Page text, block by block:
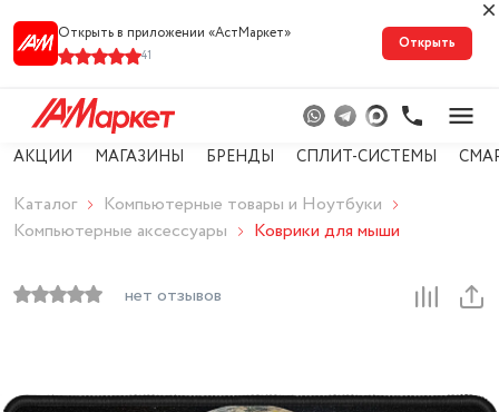
Открыть в приложении «АстМарке‪т‬»
41
Открыть
АКЦИИ МАГАЗИНЫ БРЕНДЫ СПЛИТ-СИСТЕМЫ
Каталог
Компьютерные товары и Ноутбуки
Компьютерные аксессуары
Коврики для мыши
нет отзывов